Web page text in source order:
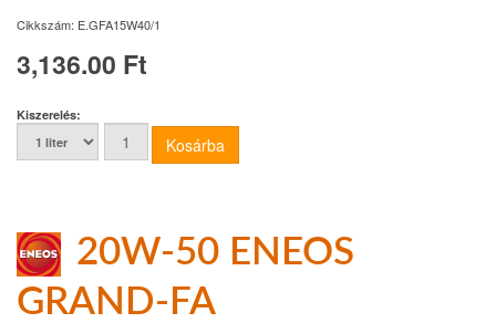
Cikkszám: E.GFA15W40/1
3,136.00 Ft
Kiszerelés:
20W-50 ENEOS
GRAND-FA